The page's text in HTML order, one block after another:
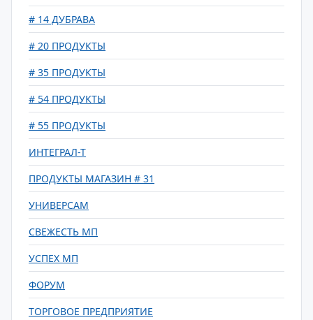
# 14 ДУБРАВА
# 20 ПРОДУКТЫ
# 35 ПРОДУКТЫ
# 54 ПРОДУКТЫ
# 55 ПРОДУКТЫ
ИНТЕГРАЛ-Т
ПРОДУКТЫ МАГАЗИН # 31
УНИВЕРСАМ
СВЕЖЕСТЬ МП
УСПЕХ МП
ФОРУМ
ТОРГОВОЕ ПРЕДПРИЯТИЕ